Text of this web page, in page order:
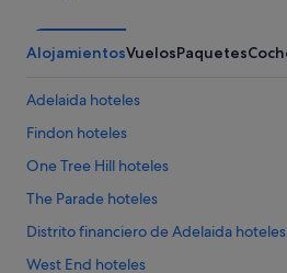
AlojamientosVuelosPaquetes
Adelaida hoteles
Findon hoteles
One Tree Hill hoteles
The Parade hoteles
Distrito financiero de Adelaida hoteles
West End hoteles